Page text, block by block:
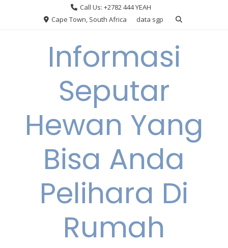
Call Us: +2782 444 YEAH
Cape Town, South Africa
data sgp
Informasi
Seputar
Hewan Yang
Bisa Anda
Pelihara Di
Rumah